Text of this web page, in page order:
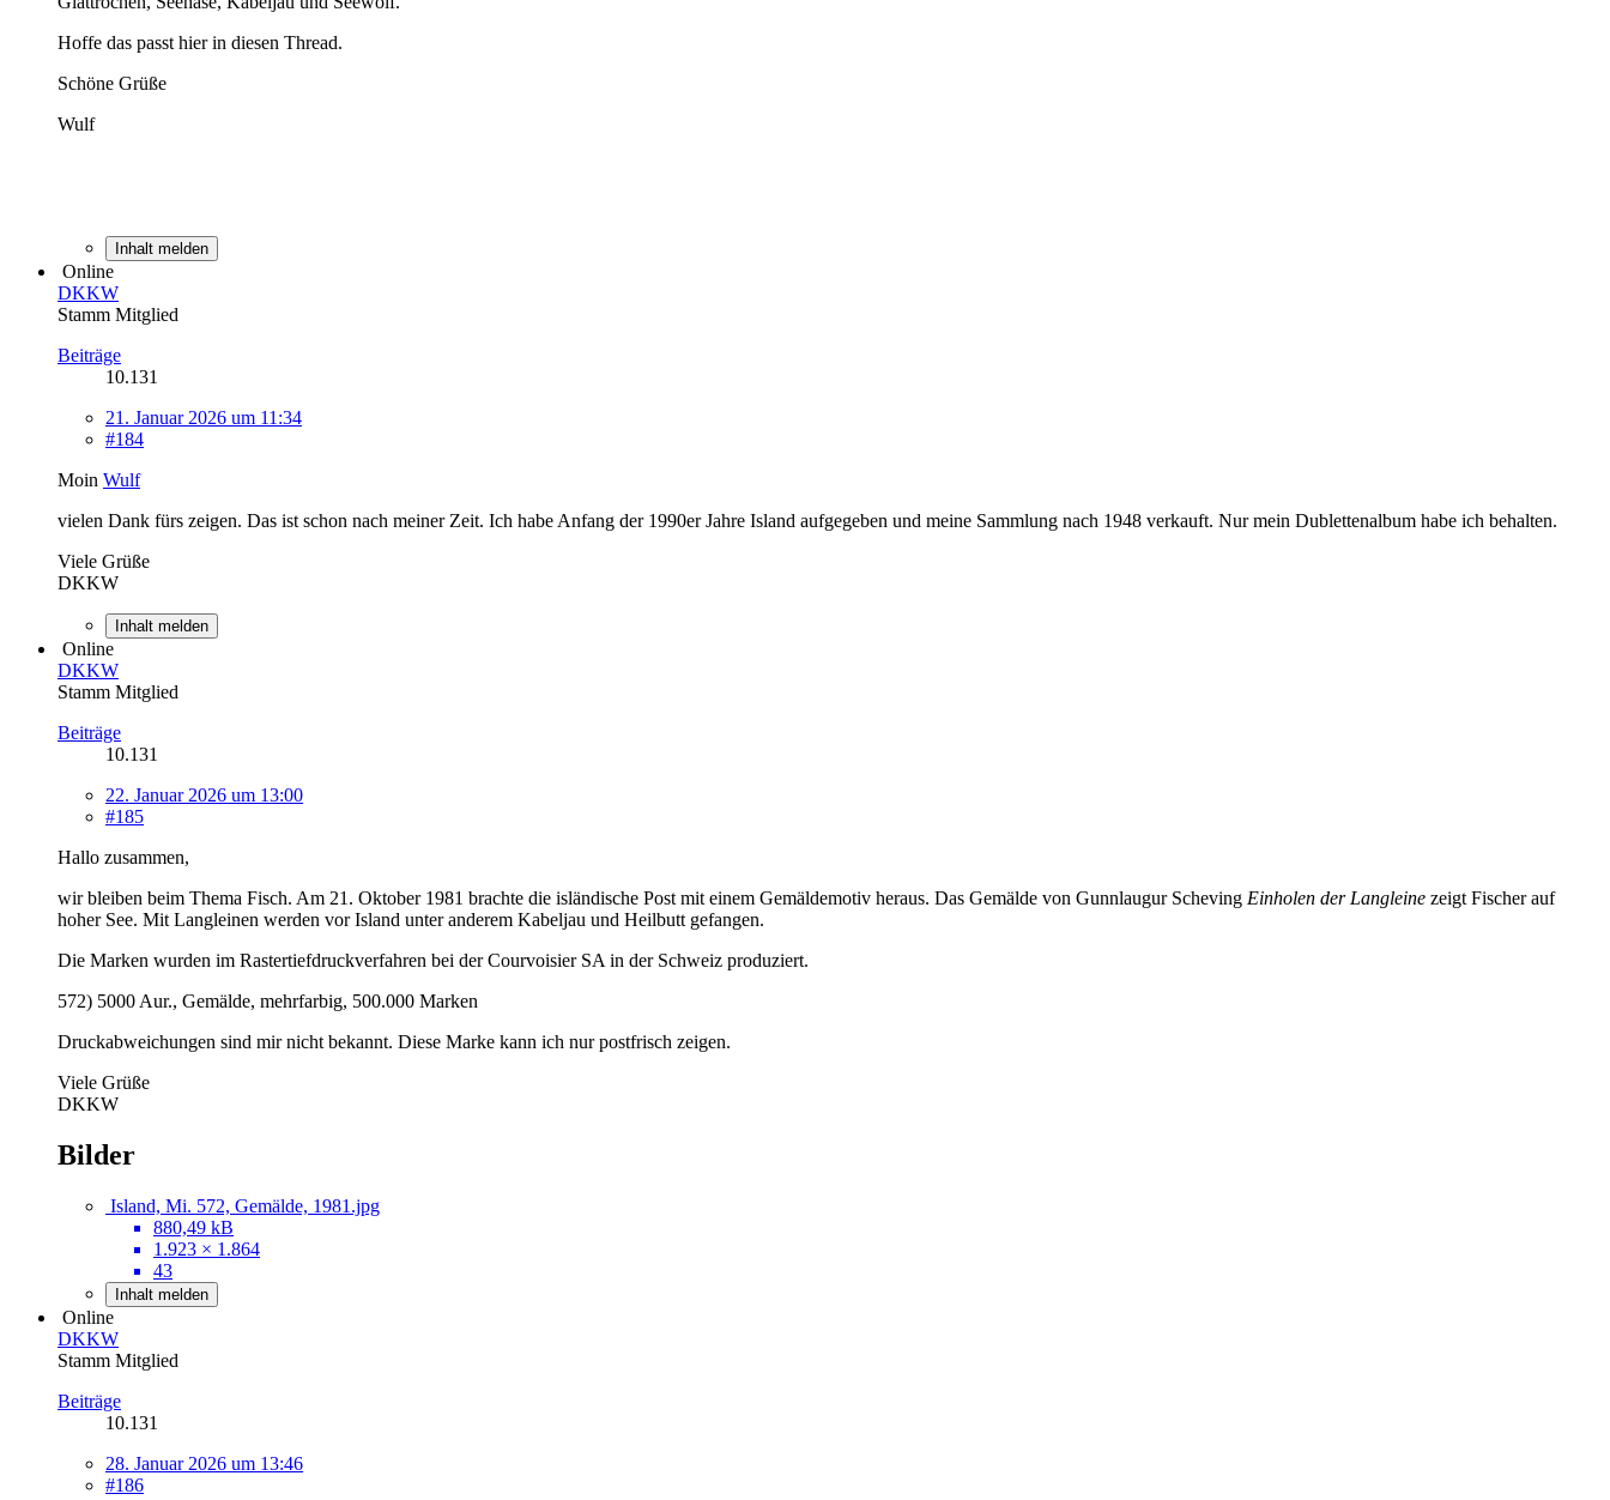
Hoffe das passt hier in diesen Thread.
Schöne Grüße
Wulf
Inhalt melden
Online
DKKW
Stamm Mitglied
Beiträge
10.131
21. Januar 2026 um 11:34
#184
Moin Wulf
vielen Dank fürs zeigen. Das ist schon nach meiner Zeit. Ich habe Anfang der 1990er Jahre Island aufgegeben und meine Sammlung nach 1948 verkauft. Nur mein Dublettenalbum habe ich behalten.
Viele Grüße
DKKW
Inhalt melden
Online
DKKW
Stamm Mitglied
Beiträge
10.131
22. Januar 2026 um 13:00
#185
Hallo zusammen,
wir bleiben beim Thema Fisch. Am 21. Oktober 1981 brachte die isländische Post mit einem Gemäldemotiv heraus. Das Gemälde von Gunnlaugur Scheving Einholen der Langleine zeigt Fischer auf
hoher See. Mit Langleinen werden vor Island unter anderem Kabeljau und Heilbutt gefangen.
Die Marken wurden im Rastertiefdruckverfahren bei der Courvoisier SA in der Schweiz produziert.
572) 5000 Aur., Gemälde, mehrfarbig, 500.000 Marken
Druckabweichungen sind mir nicht bekannt. Diese Marke kann ich nur postfrisch zeigen.
Viele Grüße
DKKW
Bilder
Island, Mi. 572, Gemälde, 1981.jpg
880,49 kB
1.923 × 1.864
43
Inhalt melden
Online
DKKW
Stamm Mitglied
Beiträge
10.131
28. Januar 2026 um 13:46
#186